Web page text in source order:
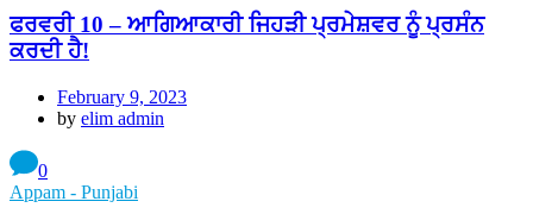
ਫਰਵਰੀ 10 – ਆਗਿਆਕਾਰੀ ਜਿਹੜੀ ਪ੍ਰਮੇਸ਼ਵਰ ਨੂੰ ਪ੍ਰਸੰਨ
ਕਰਦੀ ਹੈ!
February 9, 2023
by elim admin
0
Appam - Punjabi